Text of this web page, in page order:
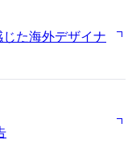
た海外デザイナ